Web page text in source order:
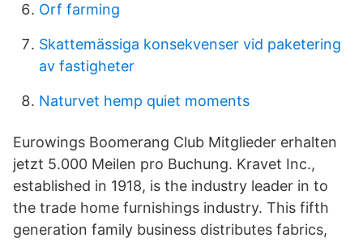
Orf farming
Skattemässiga konsekvenser vid paketering
av fastigheter
Naturvet hemp quiet moments
Eurowings Boomerang Club Mitglieder erhalten
jetzt 5.000 Meilen pro Buchung. Kravet Inc.,
established in 1918, is the industry leader in to
the trade home furnishings industry. This fifth
generation family business distributes fabrics,